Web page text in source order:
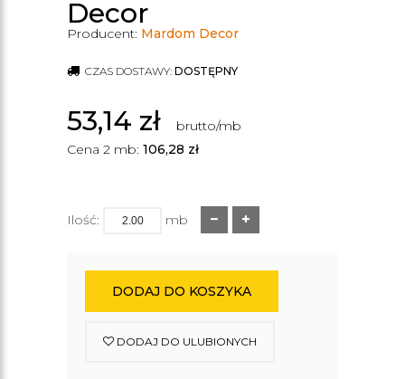
Decor
Producent: Mardom Decor
CZAS DOSTAWY: DOSTĘPNY
53,14 zł
brutto/mb
Cena 2 mb: 106,28 zł
Ilość: mb
DODAJ DO KOSZYKA
DODAJ DO ULUBIONYCH